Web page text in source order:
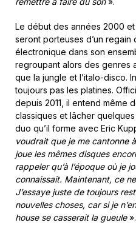
Le début des années 2000 et
seront porteuses d’un regain
électronique dans son
regroupant alors des genres
que la jungle et l’italo-disco.
toujours pas les platines.
depuis 2011, il entend même
classiques et lâcher
duo qu’il forme avec Eric
voudrait que je me cantonne
joue les mêmes disques
rappeler qu’à l’époque où je
connaissait. Maintenant, ce
J’essaye juste de toujours
nouvelles choses, car si je
house se casserait la gueule».